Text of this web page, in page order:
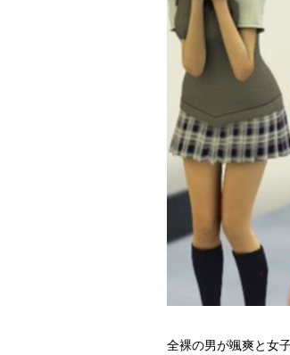
全裸の男が颯爽と女